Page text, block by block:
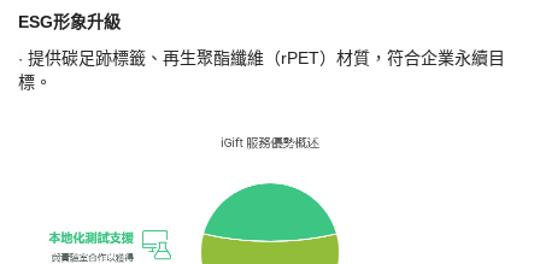
ESG形象升級
· 提供碳足跡標籤、再生聚酯纖維（rPET）材質，符合企業永續目
標。